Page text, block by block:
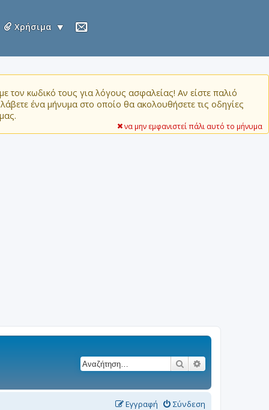
Χρήσιμα
τον κωδικό τους για λόγους ασφαλείας! Αν είστε παλιό
ένα μήνυμα στο οποίο θα ακολουθήσετε τις οδηγίες
να μην εμφανιστεί πάλι αυτό το μήνυμα
Αναζήτηση
Σύνδεση
Εγγραφή